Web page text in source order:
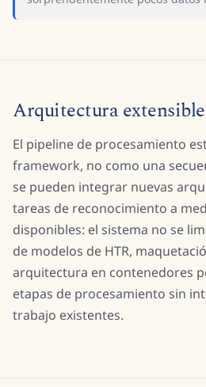
Arquitectura extensible
El pipeline de procesamiento
framework, no como una
se pueden integrar nuevas
tareas de reconocimiento a
disponibles: el sistema no se
de modelos de HTR,
arquitectura en contenedores
etapas de procesamiento sin
trabajo existentes.